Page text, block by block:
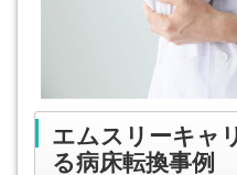
エムスリーキャ
る病床転換事例